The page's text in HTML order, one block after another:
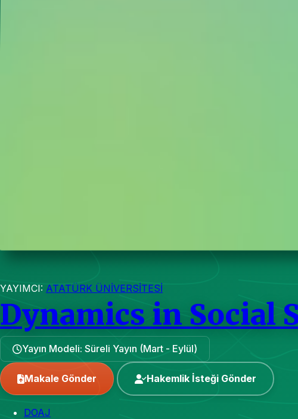
YAYIMCI: ATATÜRK ÜNİVERSİTESİ
Dynamics in Social
Yayın Modeli: Süreli Yayın (Mart - Eylül)
Makale Gönder Hakemlik İsteği Gönder
DOAJ